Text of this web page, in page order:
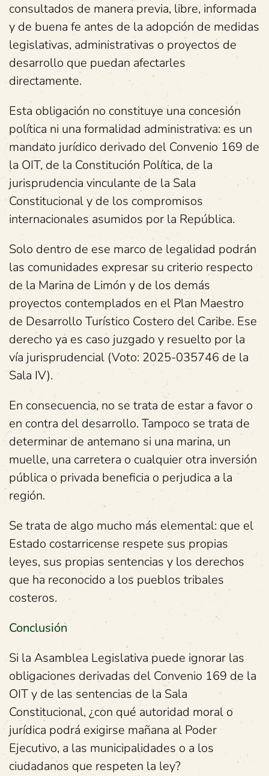
consultados de manera previa, libre, informada
y de buena fe antes de la adopción de medidas
legislativas, administrativas o proyectos de
desarrollo que puedan afectarles
directamente.
Esta obligación no constituye una concesión
política ni una formalidad administrativa: es un
mandato jurídico derivado del Convenio 169 de
la OIT, de la Constitución Política, de la
jurisprudencia vinculante de la Sala
Constitucional y de los compromisos
internacionales asumidos por la República.
Solo dentro de ese marco de legalidad podrán
las comunidades expresar su criterio respecto
de la Marina de Limón y de los demás
proyectos contemplados en el Plan Maestro
de Desarrollo Turístico Costero del Caribe. Ese
derecho ya es caso juzgado y resuelto por la
vía jurisprudencial (Voto: 2025-035746 de la
Sala IV).
En consecuencia, no se trata de estar a favor o
en contra del desarrollo. Tampoco se trata de
determinar de antemano si una marina, un
muelle, una carretera o cualquier otra inversión
pública o privada beneficia o perjudica a la
región.
Se trata de algo mucho más elemental: que el
Estado costarricense respete sus propias
leyes, sus propias sentencias y los derechos
que ha reconocido a los pueblos tribales
costeros.
Conclusión
Si la Asamblea Legislativa puede ignorar las
obligaciones derivadas del Convenio 169 de la
OIT y de las sentencias de la Sala
Constitucional, ¿con qué autoridad moral o
jurídica podrá exigirse mañana al Poder
Ejecutivo, a las municipalidades o a los
ciudadanos que respeten la ley?